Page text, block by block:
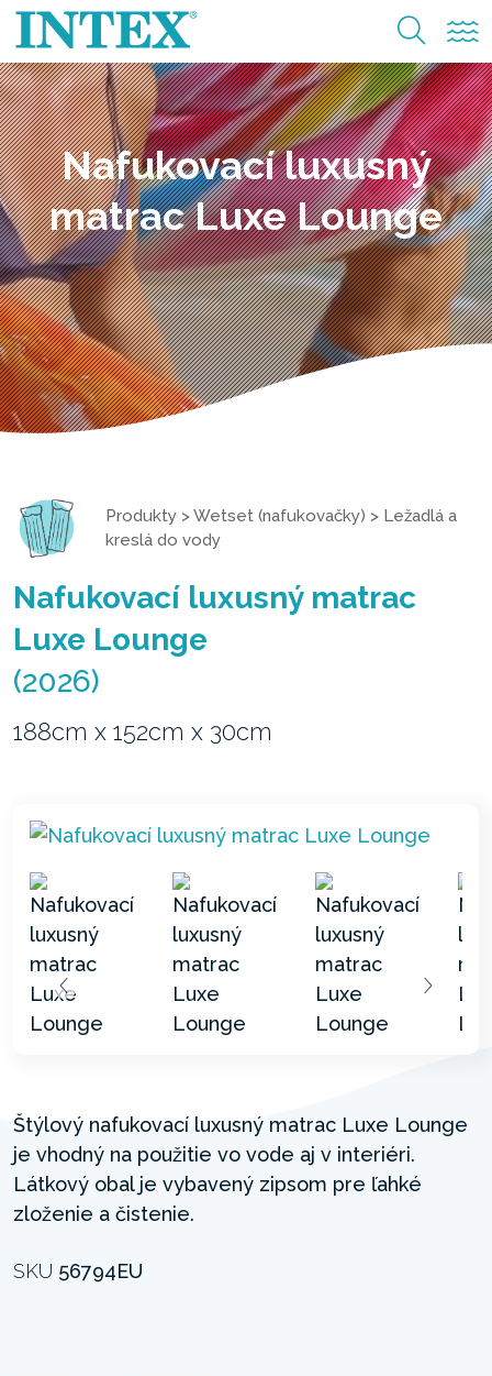
Nafukovací luxusný
matrac Luxe Lounge
Produkty >Wetset (nafukovačky) > Ležadlá a
kreslá do vody
Nafukovací luxusný matrac
Luxe Lounge
(2026)
188cm x 152cm x 30cm
Štýlový nafukovací luxusný matrac Luxe Lounge
je vhodný na použitie vo vode aj v interiéri.
Látkový obal je vybavený zipsom pre ľahké
zloženie a čistenie.
SKU 56794EU